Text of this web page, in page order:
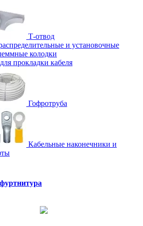
Т-отвод
и установочные
колодки
прокладки кабеля
Гофротруба
Кабельные наконечники и